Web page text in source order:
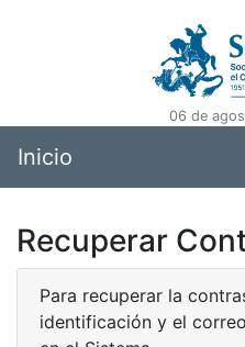
06 de
Inicio
Recuperar
Para recuperar la
identificación y el